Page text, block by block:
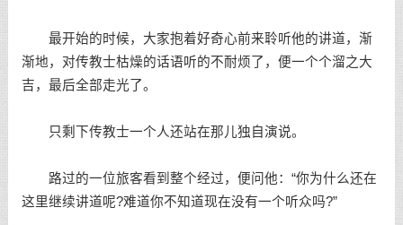
最开始的时候，大家抱着好奇心前来聆听他的讲道，渐
渐地，对传教士枯燥的话语听的不耐烦了，便一个个溜之大
吉，最后全部走光了。
只剩下传教士一个人还站在那儿独自演说。
路过的一位旅客看到整个经过，便问他：“你为什么还在
这里继续讲道呢?难道你不知道现在没有一个听众吗?”